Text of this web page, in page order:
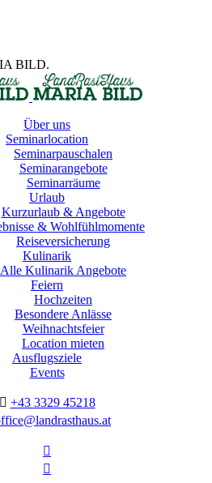
BILD.
Über uns
Seminarlocation
Seminarpauschalen
Seminarangebote
Seminarräume
Urlaub
Kurzurlaub & Angebote
& Wohlfühlmomente
Reiseversicherung
Kulinarik
Alle Kulinarik Angebote
Feiern
Hochzeiten
Besondere Anlässe
Weihnachtsfeier
Location mieten
Ausflugsziele
Events
+43 3329 45218